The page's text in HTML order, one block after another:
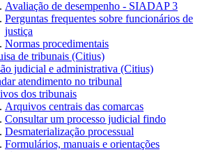
Avaliação de desempenho - SIADAP 3
Perguntas frequentes sobre funcionários de
justiça
Normas procedimentais
de tribunais (Citius)
judicial e administrativa (Citius)
atendimento no tribunal
dos tribunais
Arquivos centrais das comarcas
Consultar um processo judicial findo
Desmaterialização processual
Formulários, manuais e orientações